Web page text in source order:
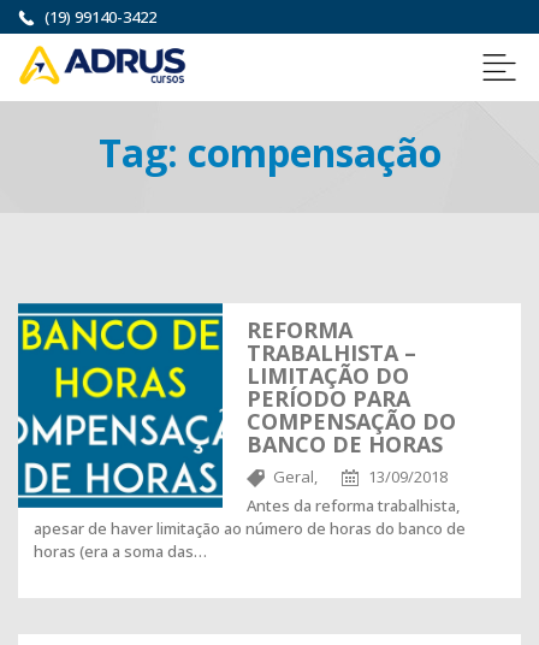
(19) 99140-3422
Tag: compensação
REFORMA
TRABALHISTA –
LIMITAÇÃO DO
PERÍODO PARA
COMPENSAÇÃO DO
BANCO DE HORAS
Geral,
13/09/2018
Antes da reforma trabalhista,
apesar de haver limitação ao número de horas do banco de
horas (era a soma das…